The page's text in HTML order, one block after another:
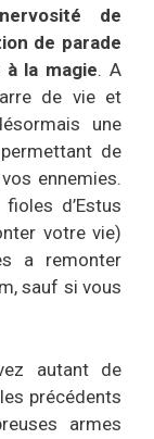
de
de parade
la magie. A
de vie et
une
de
ennemies.
d’Estus
votre vie)
a remonter
sauf si vous
autant de
précédents
armes